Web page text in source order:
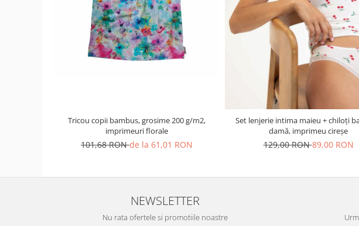
Tricou copii bambus, grosime 200 g/m2,
imprimeuri florale
101,68 RONde la 61,01 RON
Set lenjerie intima maieu + chiloți
damă, imprimeu cireșe
129,00 RON89,00 RON
NEWSLETTER
Nu rata ofertele si promotiile noastre